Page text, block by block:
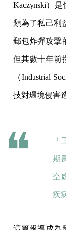
Kaczynski）
類為了私己利
郵包炸彈攻擊
但其數十年前
（Industrial
技對環境侵害
期
空
疾
這篇報導成為